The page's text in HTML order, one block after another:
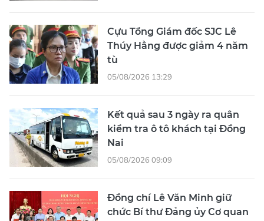
Cựu Tổng Giám đốc SJC Lê
Thúy Hằng được giảm 4 năm
tù
05/08/2026 13:29
Kết quả sau 3 ngày ra quân
kiểm tra ô tô khách tại Đồng
Nai
05/08/2026 09:09
Đồng chí Lê Văn Minh giữ
chức Bí thư Đảng ủy Cơ quan